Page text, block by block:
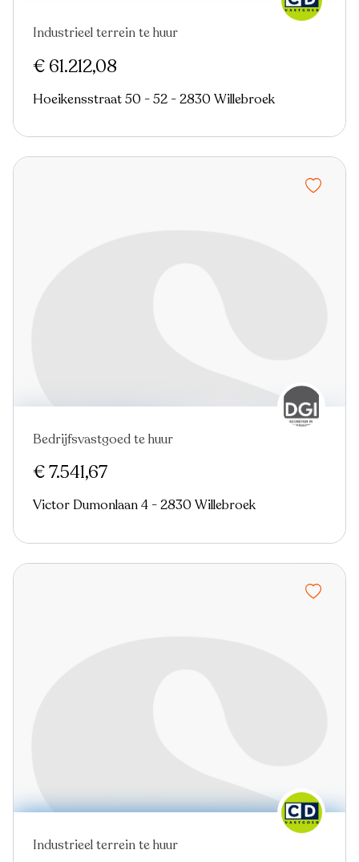
Virtual tour
Industrieel terrein te huur
€ 61.212,08
Hoeikensstraat 50 - 52 - 2830 Willebroek
Bedrijfsvastgoed te huur
€ 7.541,67
Victor Dumonlaan 4 - 2830 Willebroek
Virtual tour
Industrieel terrein te huur